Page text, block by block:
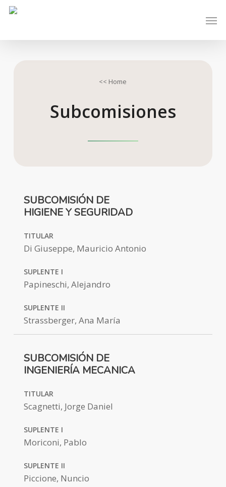
Skip
<< Home
Subcomisiones
SUBCOMISIÓN DE
HIGIENE Y SEGURIDAD
TITULAR
Di Giuseppe, Mauricio Antonio
SUPLENTE I
Papineschi, Alejandro
SUPLENTE II
Strassberger, Ana María
SUBCOMISIÓN DE
INGENIERÍA MECANICA
TITULAR
Scagnetti, Jorge Daniel
SUPLENTE I
Moriconi, Pablo
SUPLENTE II
Piccione, Nuncio